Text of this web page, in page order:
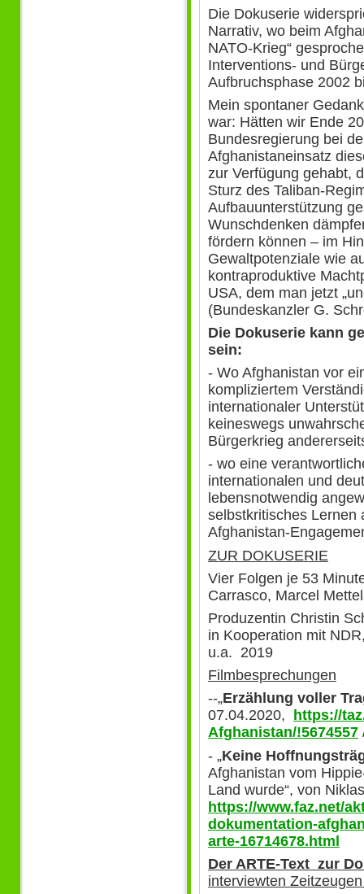
Die Dokuserie
Narrativ, wo beim
NATO-Krieg“
Interventions- und
Aufbruchsphase 2002
Mein spontaner
war: Hätten wir Ende
Bundesregierung bei
Afghanistaneinsatz
zur Verfügung gehabt,
Sturz des Taliban-
Aufbauunterstützung
Wunschdenken
fördern können – im
Gewaltpotenziale wie
kontraproduktive
USA, dem man jetzt
(Bundeskanzler G.
Die Dokuserie kann
sein:
- Wo Afghanistan vor
kompliziertem
internationaler
keineswegs
Bürgerkrieg
- wo eine
internationalen und
lebensnotwendig
selbstkritisches Lernen
Afghanistan-
ZUR DOKUSERIE
Vier Folgen je 53
Carrasco, Marcel
Produzentin Christin
in Kooperation mit
u.a. 2019
Filmbesprechungen
--„Erzählung voller
07.04.2020,
https://
Afghanistan/!5674557
- „Keine
Afghanistan vom
Land wurde“, von
https://www.faz.net/
dokumentation-
arte-16714678.html
Der ARTE-Text zur
interviewten